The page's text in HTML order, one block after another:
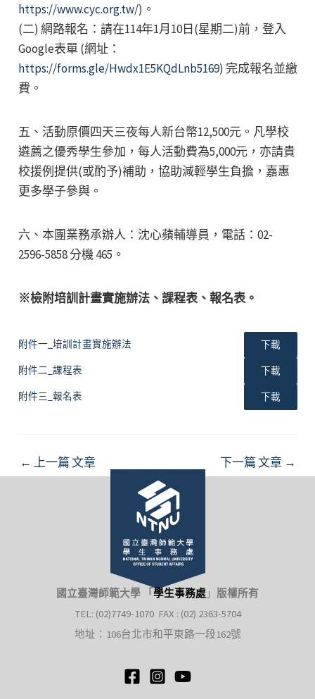
https://www.cyc.org.tw/)。
(二) 網路報名：請在114年1月10日(星期二)前，登入
Google表單 (網址：
https://forms.gle/Hwdx1E5KQdLnb5169) 完成報名並繳
費。
五、活動原價四天三夜每人新台幣12,500元。凡學校
遴薦之優秀學生參加，每人活動費為5,000元，亦請貴
校援例提供(或酌予)補助，協助減輕學生負擔，嘉惠
更多學子參與。
六、本團業務承辦人：沈心蘋輔導員，電話：02-
2596-5858 分機 465。
※檢附培訓計畫實施辦法、課程表、報名表。
附件一_培訓計畫實施辦法 下載
附件二_課程表 下載
附件三_報名表 下載
Post
navigation
← 上一篇 文章 下一篇 文章 →
國立臺灣師範大學 「 學生事務處 」 版權所有
TEL: (02)7749-1070 FAX : (02) 2363-5704
地址：106台北市和平東路一段162號